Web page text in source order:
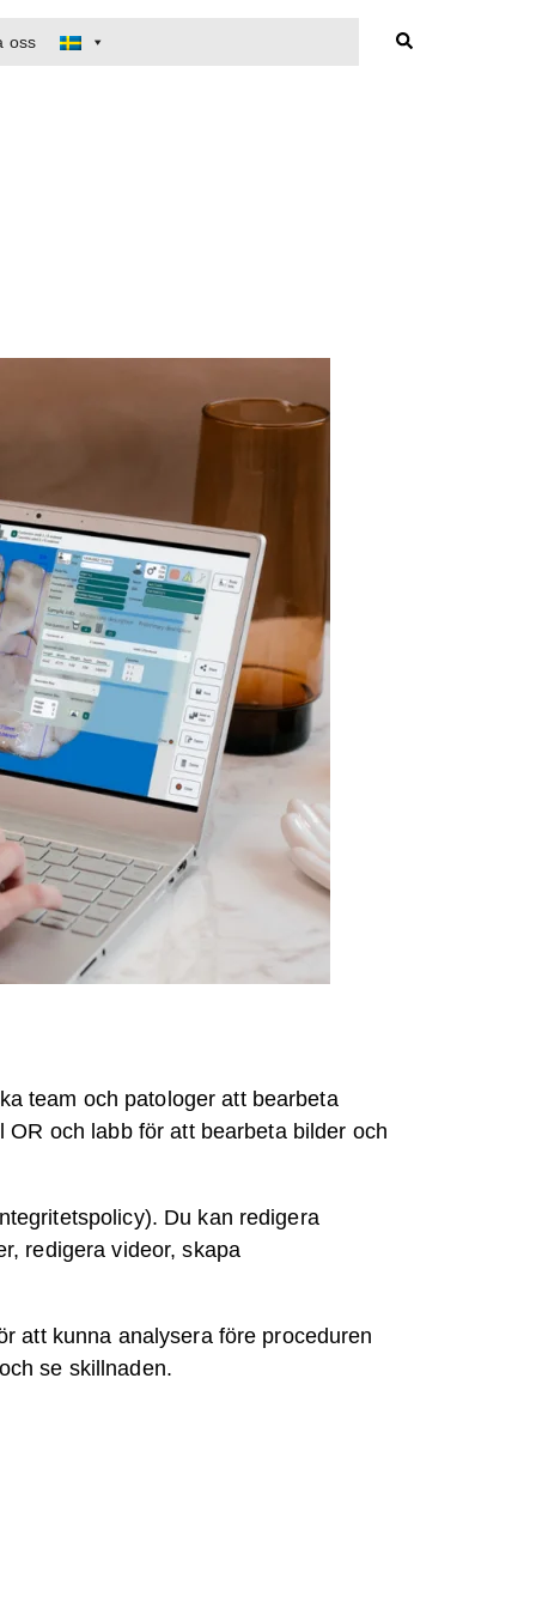
oss Sök
team och patologer att bearbeta
och labb för att bearbeta bilder och
Du kan redigera
redigera videor, skapa
att kunna analysera före proceduren
se skillnaden.